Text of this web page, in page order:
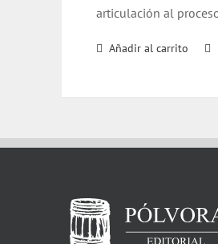
articulación al
Añadir al carrito